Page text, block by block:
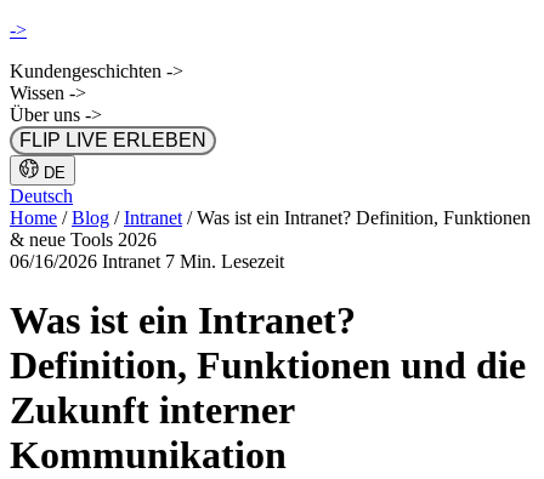
->
Kundengeschichten ->
Wissen ->
Über uns ->
FLIP LIVE ERLEBEN
DE
Deutsch
Home /Blog /Intranet /Was ist ein Intranet? Definition, Funktionen
& neue Tools 2026
06/16/2026 Intranet 7 Min. Lesezeit
Was ist ein Intranet?
Definition, Funktionen und die
Zukunft interner
Kommunikation